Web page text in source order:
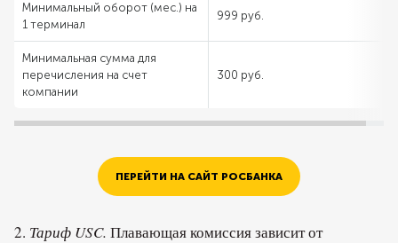
Минимальный оборот (мес.) на
1 терминал
999 руб.
Минимальная сумма для
перечисления на счет
компании
300 руб.
ПЕРЕЙТИ НА САЙТ РОСБАНКА
2. Тариф USC. Плавающая комиссия зависит от